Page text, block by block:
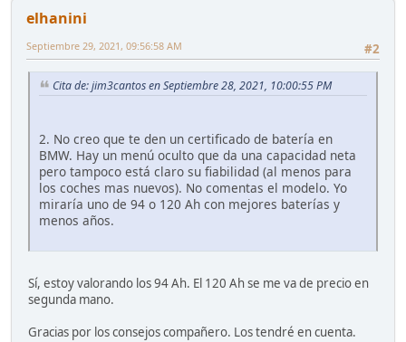
elhanini
#2
Septiembre 29, 2021, 09:56:58 AM
Cita de: jim3cantos en Septiembre 28, 2021, 10:00:55 PM
2. No creo que te den un certificado de batería en
BMW. Hay un menú oculto que da una capacidad neta
pero tampoco está claro su fiabilidad (al menos para
los coches mas nuevos). No comentas el modelo. Yo
miraría uno de 94 o 120 Ah con mejores baterías y
menos años.
Sí, estoy valorando los 94 Ah. El 120 Ah se me va de precio en
segunda mano.
Gracias por los consejos compañero. Los tendré en cuenta.